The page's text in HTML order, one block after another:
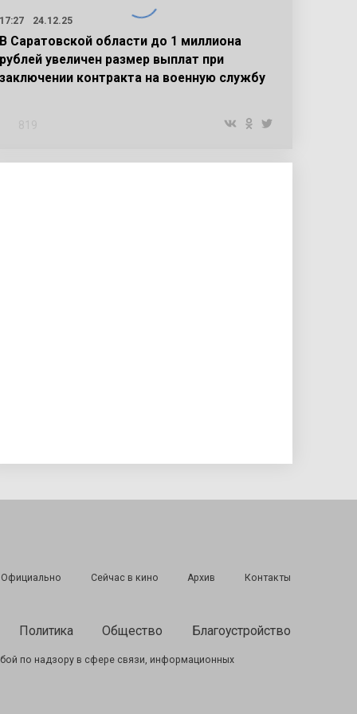
17:27 24.12.25
В Саратовской области до 1 миллиона
рублей увеличен размер выплат при
заключении контракта на военную службу
Официально Сейчас в кино Архив Контакты
Политика Общество Благоустройство
по надзору в сфере связи, информационных